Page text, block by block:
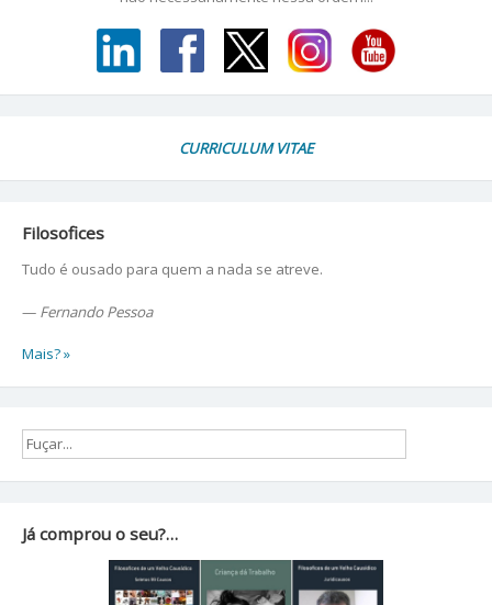
CURRICULUM VITAE
Filosofices
Tudo é ousado para quem a nada se atreve.
— Fernando Pessoa
Mais? »
Já comprou o seu?…